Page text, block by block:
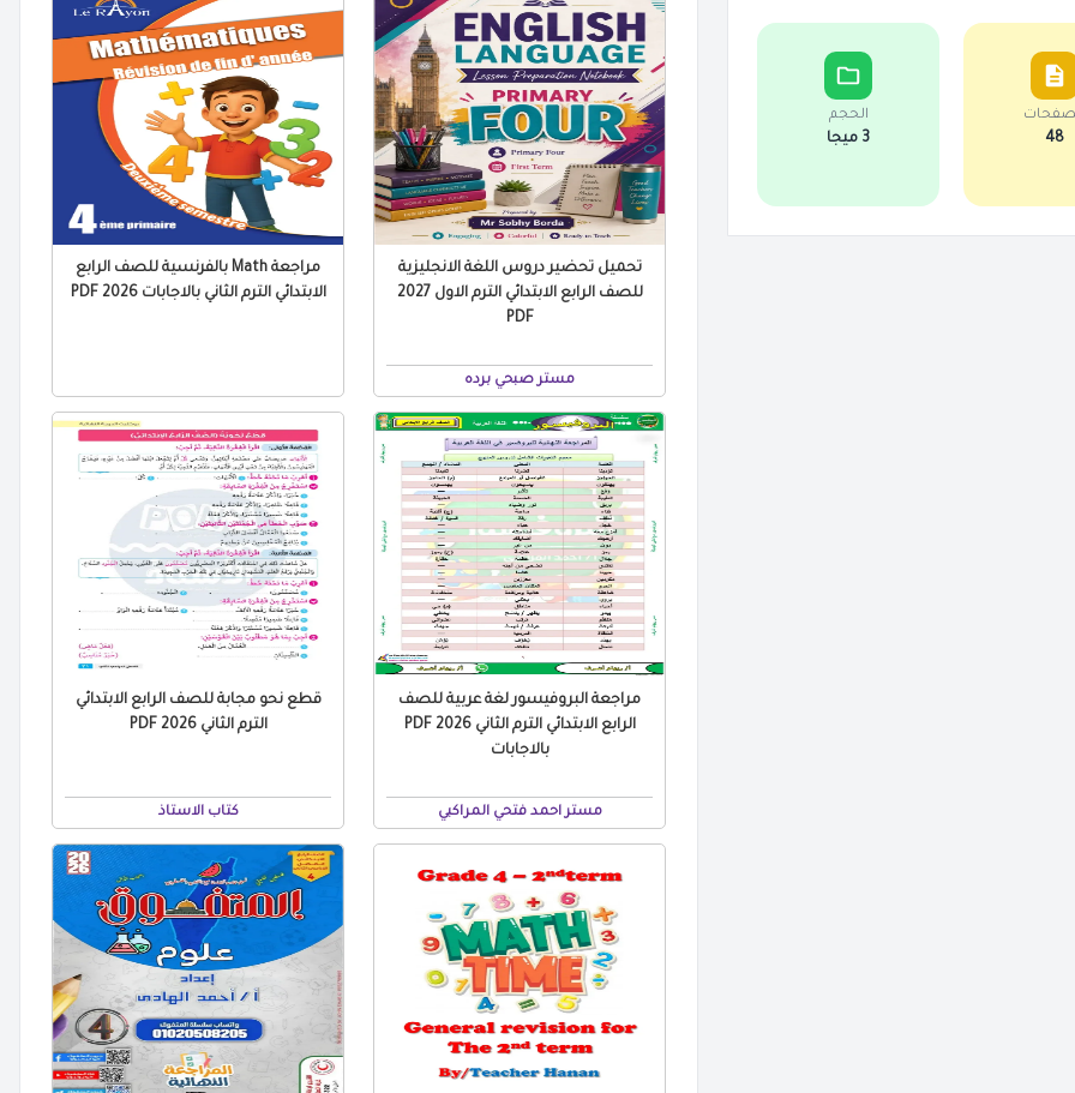
48
الحجم
3 ميجا
تحميل تحضير دروس اللغة الانجليزية
للصف الرابع الابتدائي الترم الاول 2027
PDF
مستر صبحي برده
مراجعة Math بالفرنسية للصف الرابع
الابتدائي الترم الثاني بالاجابات 2026 PDF
مراجعة البروفيسور لغة عربية للصف
الرابع الابتدائي الترم الثاني 2026 PDF
بالاجابات
مستر احمد فتحي المراكبي
قطع نحو مجابة للصف الرابع الابتدائي
الترم الثاني 2026 PDF
كتاب الاستاذ